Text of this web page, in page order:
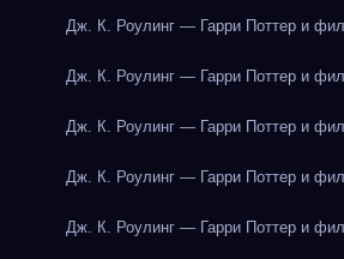
Дж. К. Роулинг — Гарри Поттер и
Дж. К. Роулинг — Гарри Поттер и
Дж. К. Роулинг — Гарри Поттер и
Дж. К. Роулинг — Гарри Поттер и
Дж. К. Роулинг — Гарри Поттер и